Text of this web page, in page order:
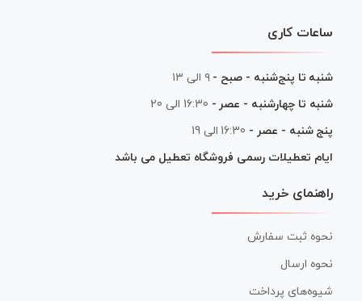
ساعات کاری
شنبه تا پنج‌شنبه - صبح - ۹ الی ۱۳
شنبه تا چهارشنبه - عصر - 16:30 الی 20
پنج شنبه - عصر - 16:30 الی 19
ایام تعطیلات رسمی فروشگاه تعطیل می باشد
راهنمای خرید
نحوه ثبت سفارش
نحوه ارسال
شیوه‌های پرداخت